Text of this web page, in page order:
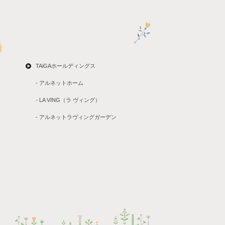
TAiGAホールディングス
- アルネットホーム
- LA VING（ラ ヴィング）
- アルネットラヴィングガーデン